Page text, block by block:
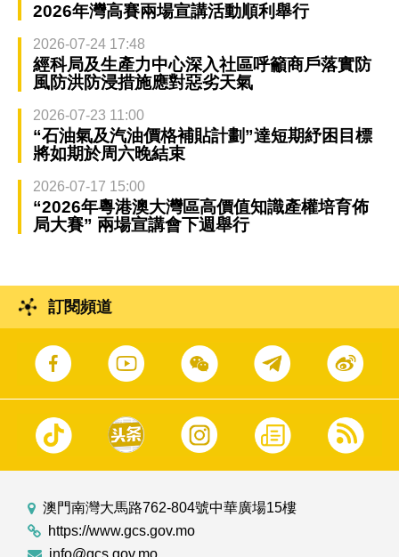
2026年灣高賽兩場宣講活動順利舉行
2026-07-24 17:48
經科局及生產力中心深入社區呼籲商戶落實防
風防洪防浸措施應對惡劣天氣
2026-07-23 11:00
“石油氣及汽油價格補貼計劃”達短期紓困目標
將如期於周六晚結束
2026-07-17 15:00
“2026年粵港澳大灣區高價值知識產權培育佈
局大賽” 兩場宣講會下週舉行
訂閱頻道
澳門南灣大馬路762-804號中華廣場15樓
https://www.gcs.gov.mo